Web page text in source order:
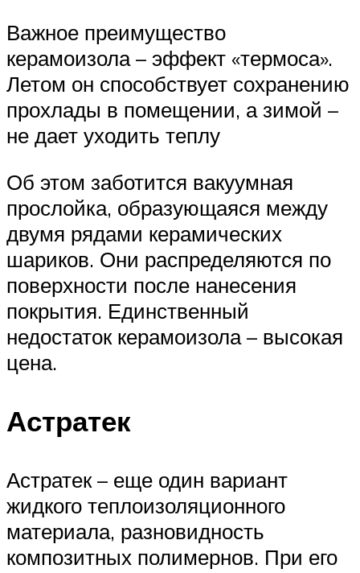
Важное преимущество
керамоизола – эффект «термоса».
Летом он способствует сохранению
прохлады в помещении, а зимой –
не дает уходить теплу
Об этом заботится вакуумная
прослойка, образующаяся между
двумя рядами керамических
шариков. Они распределяются по
поверхности после нанесения
покрытия. Единственный
недостаток керамоизола – высокая
цена.
Астратек
Астратек – еще один вариант
жидкого теплоизоляционного
материала, разновидность
композитных полимернов. При его